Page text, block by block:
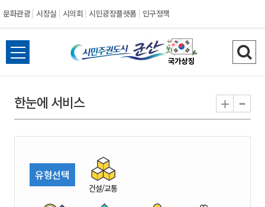
문화관광 시장실 시의회 시민광장플랫폼 인구정책
시
민
권
시
전
체
뉴
열
검
색
기
한눈에 서비스 + -
유형선택
건설/교통